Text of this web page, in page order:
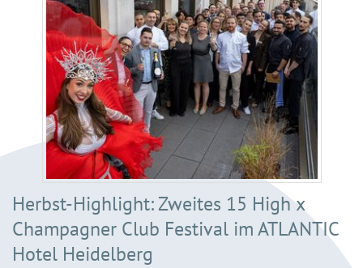
Herbst-Highlight: Zweites 15 High x
Champagner Club Festival im ATLANTIC
Hotel Heidelberg